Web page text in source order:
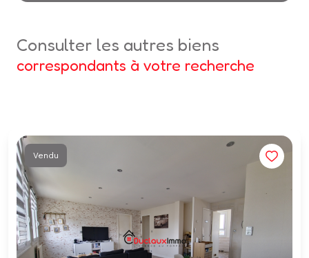
consulter les autres biens
correspondants à votre recherche
Vendu